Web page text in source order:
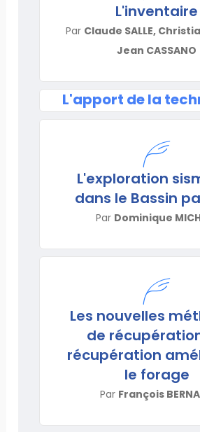
L'inventaire
Par Claude SALLE,
Jean CASSANO
L'apport de la
L'exploration
dans le Bassin
Par Dominique
Les nouvelles
de
récupération
le forage
Par François